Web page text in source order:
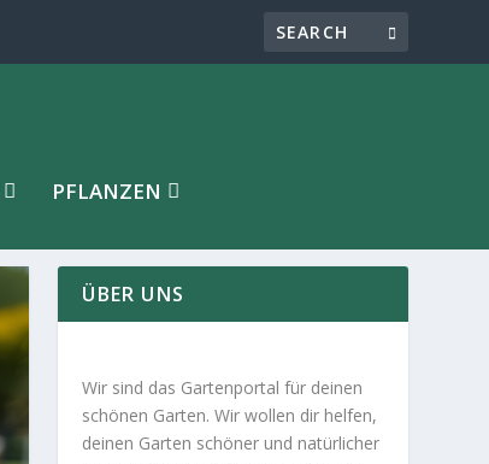
PFLANZEN
ÜBER UNS
Wir sind das Gartenportal für deinen
schönen Garten. Wir wollen dir helfen,
deinen Garten schöner und natürlicher